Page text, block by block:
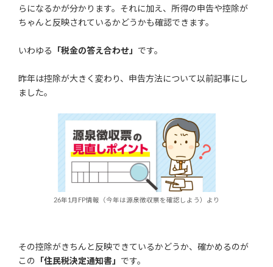
らになるかが分かります。それに加え、所得の申告や控除が
ちゃんと反映されているかどうかも確認できます。
いわゆる 「税金の答え合わせ」 です。
昨年は控除が大きく変わり、申告方法について以前記事にし
ました。
26年1月FP情報（今年は源泉徴収票を確認しよう）より
その控除がきちんと反映できているかどうか、確かめるのが
この 「住民税決定通知書」 です。